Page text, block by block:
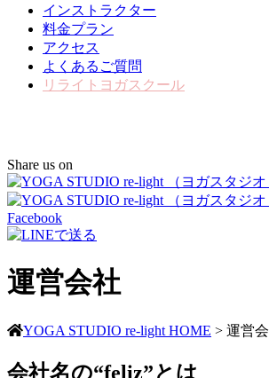
インストラクター
料金プラン
アクセス
よくあるご質問
リライトヨガスクール
Share us on
運営会社
YOGA STUDIO re-light HOME > 運営
会社名の“feliz”とは